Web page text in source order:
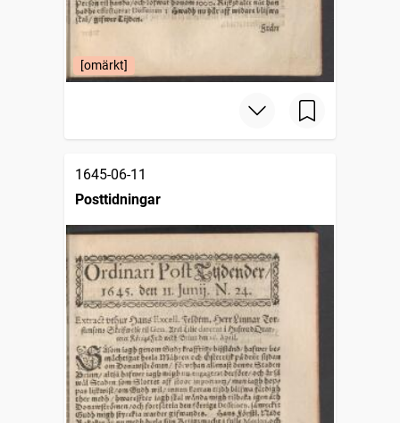
[omärkt]
1645-06-11
Posttidningar